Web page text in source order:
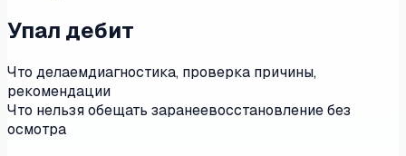
Упал дебит
Что делаемдиагностика, проверка причины,
рекомендации
Что нельзя обещать заранеевосстановление без
осмотра